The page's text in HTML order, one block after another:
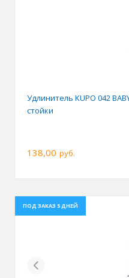
Удлинитель KUPO 042
стойки
138,00 руб.
ПОД ЗАКАЗ 5 ДНЕЙ
Previous